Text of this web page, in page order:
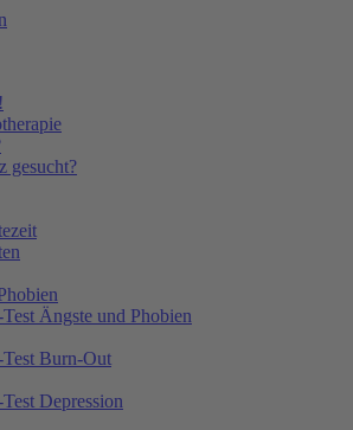
gesucht?
Test Ängste und Phobien
Test Burn-Out
Test Depression